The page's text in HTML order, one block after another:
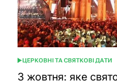
ОПУБЛІКУВАТИ
У
ЦЕРКОВНІ ТА СВЯТКОВІ ДАТИ
3 жовтня: яке свято